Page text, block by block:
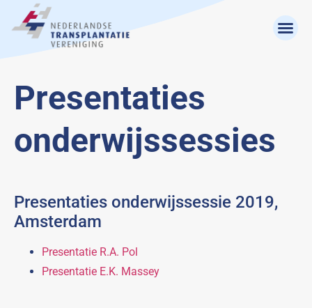
Presentaties
onderwijssessies
Presentaties onderwijssessie 2019,
Amsterdam
Presentatie R.A. Pol
Presentatie E.K. Massey